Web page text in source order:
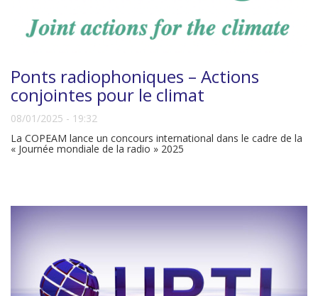
Ponts radiophoniques – Actions
conjointes pour le climat
08/01/2025 - 19:32
La COPEAM lance un concours international dans le cadre de la
« Journée mondiale de la radio » 2025